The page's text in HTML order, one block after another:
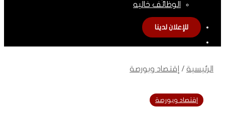
الوظائف خاليه
للإعلان لدينا
الرئيسية / إقتصاد وبورصة
إقتصاد وبورصة